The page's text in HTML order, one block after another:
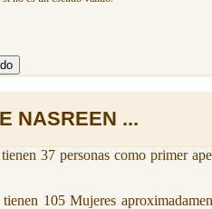
NASREEN ...
37 personas como primer
105 Mujeres